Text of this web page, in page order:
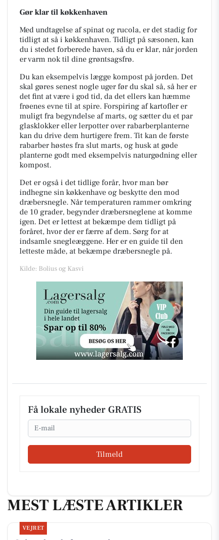
Gør klar til køkkenhaven
Med undtagelse af spinat og rucola, er det stadig for
tidligt at så i køkkenhaven. Tidligt på sæsonen, kan
du i stedet forberede haven, så du er klar, når jorden
er varm nok til dine grøntsagsfrø.
Du kan eksempelvis lægge kompost på jorden. Det
skal gøres senest nogle uger før du skal så, så her er
det fint at være i god tid, da det ellers kan hæmme
frøenes evne til at spire. Forspiring af kartofler er
muligt fra begyndelse af marts, og sætter du et par
glasklokker eller lerpotter over rabarberplanterne
kan du drive dem hurtigere frem. Tit kan de første
rabarber høstes fra slut marts, og husk at gøde
planterne godt med eksempelvis naturgødning eller
kompost.
Det er også i det tidlige forår, hvor man bør
indhegne sin køkkenhave og beskytte den mod
dræbersnegle. Når temperaturen rammer omkring
de 10 grader, begynder dræbersneglene at komme
igen. Det er lettest at bekæmpe dem tidligt på
foråret, hvor der er færre af dem. Sørg for at
indsamle snegleæggene. Her er en guide til den
letteste måde, at bekæmpe dræbersnegle på.
Kilde: Bolius og Kasvi
Få lokale nyheder GRATIS
Email
Tilmeld
MEST LÆSTE ARTIKLER
VEJRET